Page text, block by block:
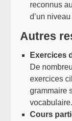
reconnus
d’un
Autres
Exercices
De
exercices
grammaire
vocabulaire.
Cours